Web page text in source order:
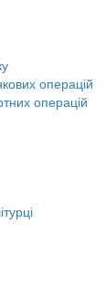
операцій
операцій